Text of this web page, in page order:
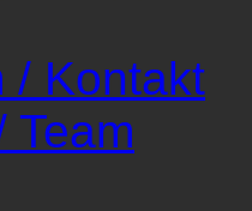
/ Kontakt
Team